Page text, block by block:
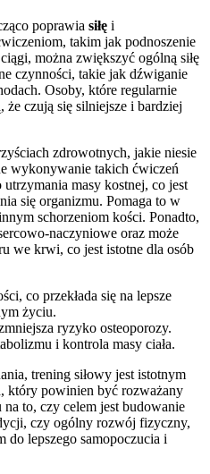
poprawia siłę i
takim jak podnoszenie
można zwiększyć ogólną siłę
czynności, takie jak dźwiganie
Osoby, które regularnie
że czują się silniejsze i bardziej
zdrowotnych, jakie niesie
wykonywanie takich ćwiczeń
masy kostnej, co jest
się organizmu. Pomaga to w
schorzeniom kości. Ponadto,
naczyniowe oraz może
we krwi, co jest istotne dla osób
co przekłada się na lepsze
życiu.
ryzyko osteoporozy.
i kontrola masy ciała.
trening siłowy jest istotnym
który powinien być rozważany
to, czy celem jest budowanie
czy ogólny rozwój fizyczny,
do lepszego samopoczucia i